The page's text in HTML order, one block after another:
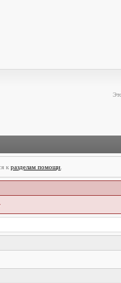
кразделам помощи